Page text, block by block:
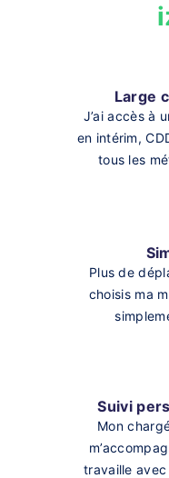
Large
J’ai accès à
en intérim,
tous les
Plus de
choisis ma
Suivi
Mon
travaille